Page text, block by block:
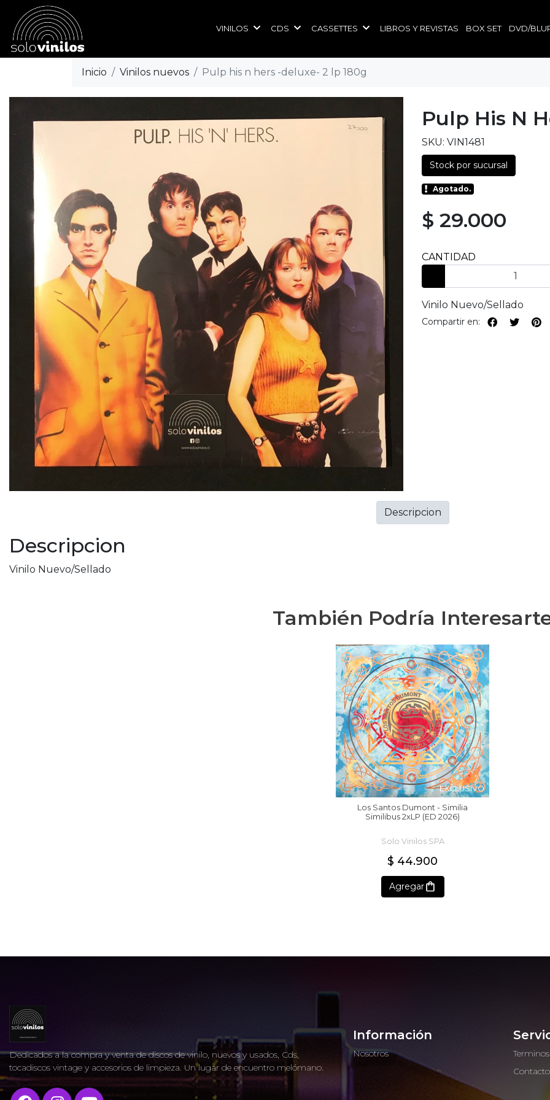
VINILOS CDS CASSETTES LIBROS Y REVISTAS BOX SET DVD/
Inicio Vinilos nuevos Pulp his n hers -deluxe- 2 lp 180g
Pulp His N
SKU: VIN1481
Stock por sucursal
Agotado.
$ 29.000
CANTIDAD
Vinilo Nuevo/Sellado
Compartir en:
Descripcion
Vinilo Nuevo/Sellado
Descripcion
También Podría
EXCLUSIVO
Los Santos Dumont - Similia
Similibus 2xLP (ED 2026)
Solo Vinilos SPA
$ 44.900
Agregar
Dedicados a la compra y venta de discos de vinilo, nuevos y usados, Cds,
tocadiscos vintage y accesorios de limpieza. Un lugar de encuentro melómano.
Información
Nosotros
Contacto